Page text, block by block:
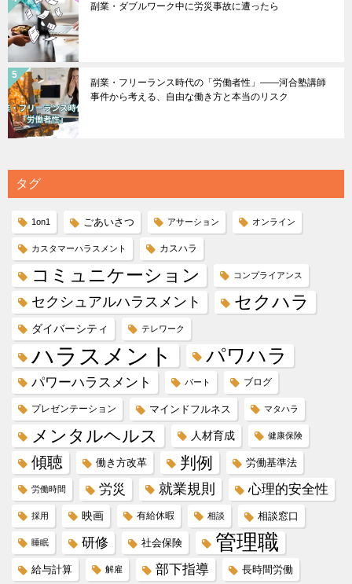
副業・ダブルワーク中に労災事故に遭ったら
副業・フリーランス時代の「労働者性」――河合塾講師
事件から考える、自由な働き方と本当のリスク
タグ
1on1 ごあいさつ アサーション オンライン
カスタマーハラスメント カスハラ
コミュニケーション コンプライアンス
セクシュアルハラスメント セクハラ
ダイバーシティ テレワーク
ハラスメント パワハラ
パワーハラスメント パート ブログ
プレゼンテーション マインドフルネス マタハラ
メンタルヘルス 人材育成 健康保険
傾聴 働き方改革 判例 労働基準法
労働時間 労災 就業規則 心理的安全性
採用 映画 有給休暇 相談 相談窓口
睡眠 研修 社会保険 管理職
給与計算 解雇 部下指導 長時間労働